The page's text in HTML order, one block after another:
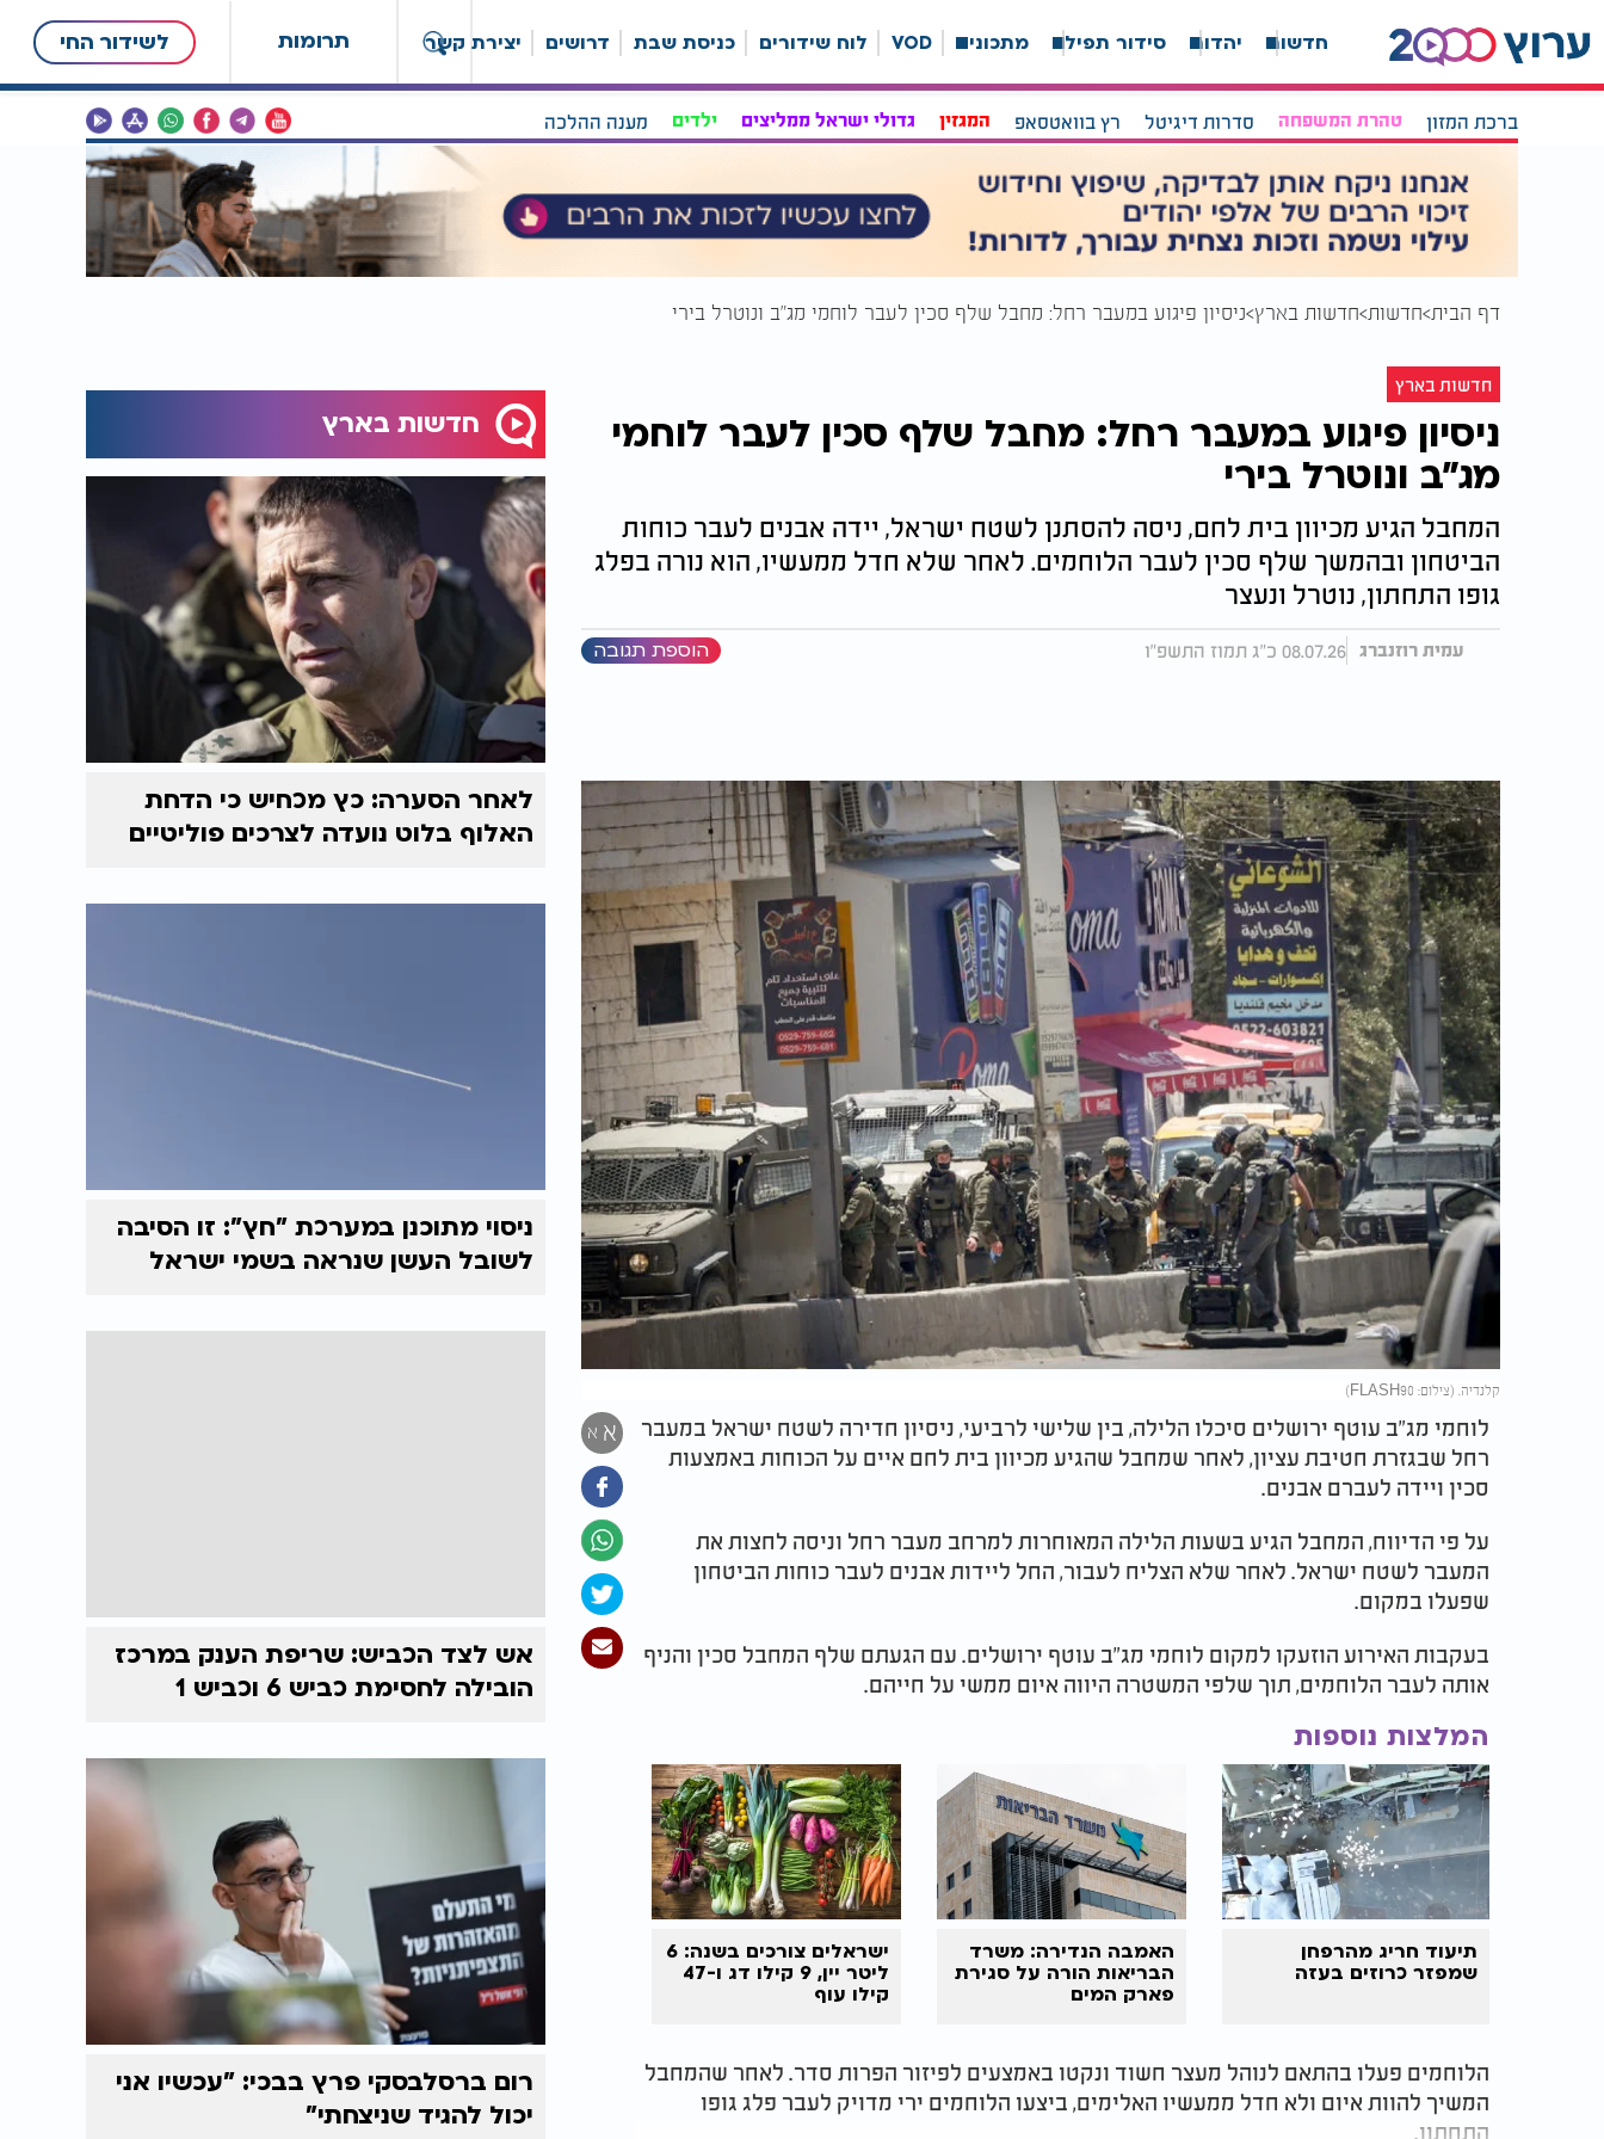
תרומות לשידור החי חדשות יהדות סידור תפילה מתכונים VOD לוח שידורים כניסת שבת דרושים יצירת קשר
ברכת המזון טהרת המשפחה סדרות דיגיטל רץ בוואטסאפ המגזין גדולי ישראל ממליצים ילדים מענה ההלכה
דף הבית חדשות חדשות בארץ ניסיון פיגוע במעבר רחל: מחבל שלף סכין לעבר לוחמי מג"ב ונוטרל בירי
חדשות בארץ
ניסיון פיגוע במעבר רחל: מחבל שלף סכין לעבר לוחמי
מג"ב ונוטרל בירי
המחבל הגיע מכיוון בית לחם, ניסה להסתנן לשטח ישראל, יידה אבנים לעבר כוחות
הביטחון ובהמשך שלף סכין לעבר הלוחמים. לאחר שלא חדל ממעשיו, הוא נורה בפלג
גופו התחתון, נוטרל ונעצר
עמית רוזנברג 08.07.26 כ"ג תמוז התשפ"ו הוספת תגובה
קלנדיה. (צילום: FLASH90)
א א
לוחמי מג"ב עוטף ירושלים סיכלו הלילה, בין שלישי לרביעי, ניסיון חדירה לשטח ישראל במעבר
רחל שבגזרת חטיבת עציון, לאחר שמחבל שהגיע מכיוון בית לחם איים על הכוחות באמצעות
סכין ויידה לעברם אבנים.
על פי הדיווח, המחבל הגיע בשעות הלילה המאוחרות למרחב מעבר רחל וניסה לחצות את
המעבר לשטח ישראל. לאחר שלא הצליח לעבור, החל ליידות אבנים לעבר כוחות הביטחון
שפעלו במקום.
בעקבות האירוע הוזעקו למקום לוחמי מג"ב עוטף ירושלים. עם הגעתם שלף המחבל סכין והניף
אותה לעבר הלוחמים, תוך שלפי המשטרה היווה איום ממשי על חייהם.
המלצות נוספות
תיעוד חריג מהרפחן
שמפזר כרוזים בעזה
האמבה הנדירה: משרד
הבריאות הורה על סגירת
פארק המים
ישראלים צורכים בשנה: 6
ליטר יין, 9 קילו דג ו-47
קילו עוף
הלוחמים פעלו בהתאם לנוהל מעצר חשוד ונקטו באמצעים לפיזור הפרות סדר. לאחר שהמחבל
המשיך להוות איום ולא חדל ממעשיו האלימים, ביצעו הלוחמים ירי מדויק לעבר פלג גופו
התחתון.
חדשות בארץ
לאחר הסערה: כץ מכחיש כי הדחת
האלוף בלוט נועדה לצרכים פוליטיים
ניסוי מתוכנן במערכת "חץ": זו הסיבה
לשובל העשן שנראה בשמי ישראל
אש לצד הכביש: שריפת הענק במרכז
הובילה לחסימת כביש 6 וכביש 1
רום ברסלבסקי פרץ בבכי: "עכשיו אני
יכול להגיד שניצחתי"